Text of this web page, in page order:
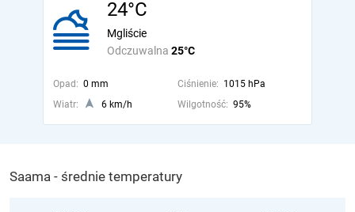
24°C
Odczuwalna 25°C
Mgliście
Opad: 0 mm Ciśnienie: 1015 hPa
Wiatr:
6 km/h Wilgotność: 95%
Saama - średnie temperatury